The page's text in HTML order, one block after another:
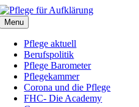
Zum
Inhalt
springen
Menu
Pflege aktuell
Berufspolitik
Pflege Barometer
Pflegekammer
Corona und die Pflege
FHC- Die Academy